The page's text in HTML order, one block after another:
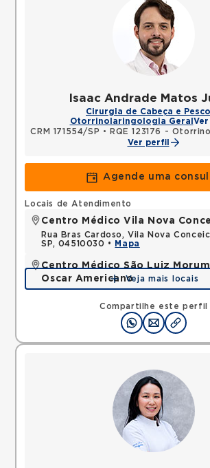
Isaac Andrade Matos
Cirurgia de Cabeça e
Otorrinolaringologia Geral
CRM 171554/SP • RQE 123176 -
Ver perfil
Agende uma
Compartilhe este perfil
Locais de Atendimento
Centro Médico Vila Nova
Rua Bras Cardoso, Vila Nova
SP, 04510030 •
Mapa
Centro Médico São Luiz
Oscar Americano
Rua Engenheiro Oscar Americano,
Paulo, SP, 05673050 •
Mapa
Veja mais locais